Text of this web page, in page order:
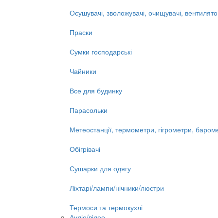
Осушувачі, зволожувачі, очищувачі,
Праски
Сумки господарські
Чайники
Все для будинку
Парасольки
Метеостанції, термометри, гігрометри,
Обігрівачі
Сушарки для одягу
Ліхтарі/лампи/нічники/люстри
Термоси та термокухлі